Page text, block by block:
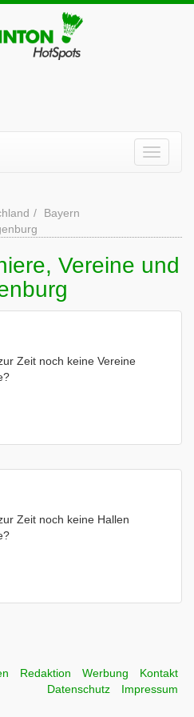
Bayern
Vereine und
Zeit noch keine Vereine
Zeit noch keine Hallen
Redaktion Werbung
Kontakt
Datenschutz
Impressum